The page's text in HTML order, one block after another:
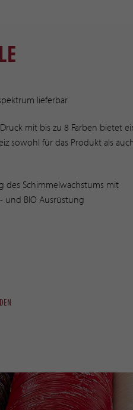
lieferbar
mit bis zu 8 Farben bietet
sowohl für das Produkt als
des Schimmelwachstums mit
und BIO Ausrüstung